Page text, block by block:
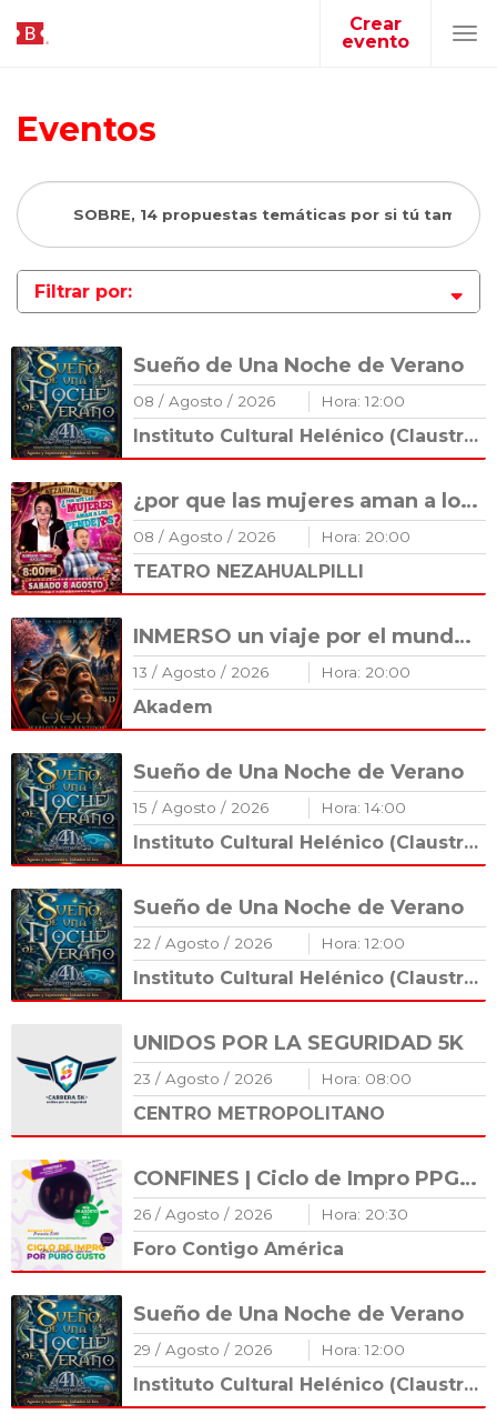
Crear
evento
Eventos
Filtrar por:
Sueño de Una Noche de Verano
08 / Agosto / 2026 Hora: 12:00
Instituto Cultural Helénico (Claustro Románico)
¿por que las mujeres aman a los pendej@s? EN TEXCOCO
08 / Agosto / 2026 Hora: 20:00
TEATRO NEZAHUALPILLI
INMERSO un viaje por el mundo 🌏
13 / Agosto / 2026 Hora: 20:00
Akadem
Sueño de Una Noche de Verano
15 / Agosto / 2026 Hora: 14:00
Instituto Cultural Helénico (Claustro Románico)
Sueño de Una Noche de Verano
22 / Agosto / 2026 Hora: 12:00
Instituto Cultural Helénico (Claustro Románico)
UNIDOS POR LA SEGURIDAD 5K
23 / Agosto / 2026 Hora: 08:00
CENTRO METROPOLITANO
CONFINES | Ciclo de Impro PPG 2026
26 / Agosto / 2026 Hora: 20:30
Foro Contigo América
Sueño de Una Noche de Verano
29 / Agosto / 2026 Hora: 12:00
Instituto Cultural Helénico (Claustro Románico)